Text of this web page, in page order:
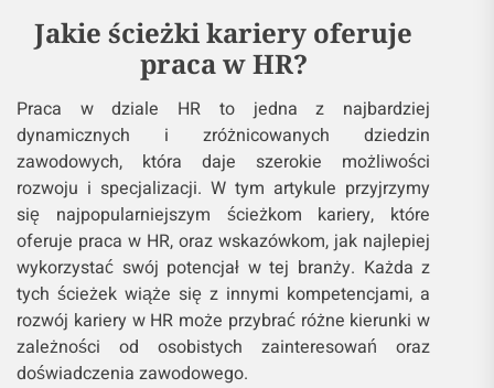
Jakie ścieżki kariery oferuje
praca w HR?
Praca w dziale HR to jedna z najbardziej
dynamicznych i zróżnicowanych dziedzin
zawodowych, która daje szerokie możliwości
rozwoju i specjalizacji. W tym artykule przyjrzymy
się najpopularniejszym ścieżkom kariery, które
oferuje praca w HR, oraz wskazówkom, jak najlepiej
wykorzystać swój potencjał w tej branży. Każda z
tych ścieżek wiąże się z innymi kompetencjami, a
rozwój kariery w HR może przybrać różne kierunki w
zależności od osobistych zainteresowań oraz
doświadczenia zawodowego.